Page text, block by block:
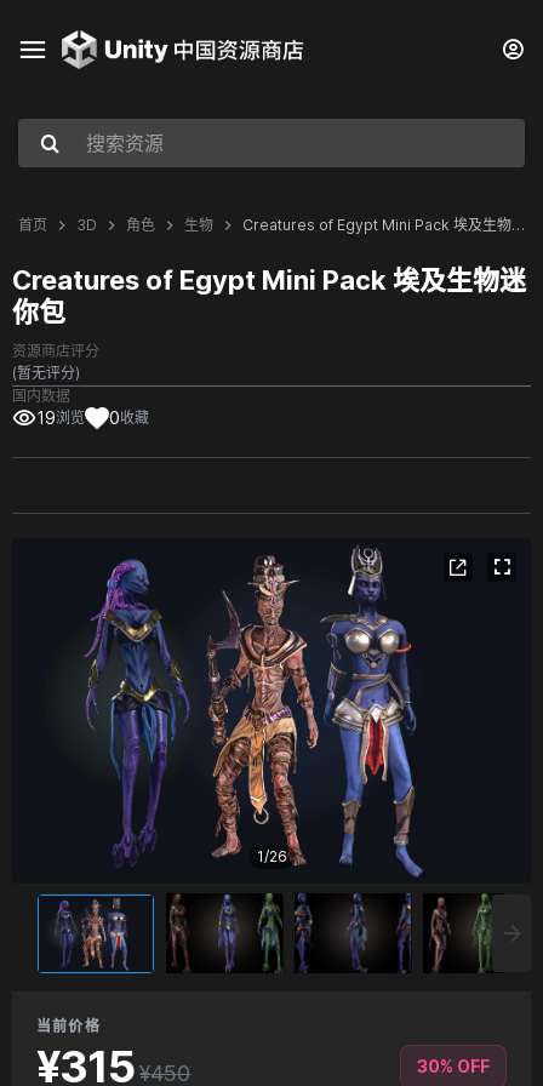
首页 3D 角色 生物 Creatures of Egypt Mini Pack 埃及生物迷你包
Creatures of Egypt Mini Pack 埃及生物迷
你包
资源商店评分
(暂无评分)
国内数据
19浏览 0收藏
1/26
当前价格
¥315 ¥450 30% OFF